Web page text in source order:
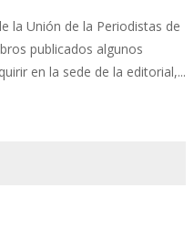
la Unión de la Periodistas de
publicados algunos
en la sede de la editorial,...